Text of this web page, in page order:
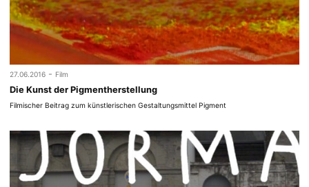
27.06.2016 - Film
Die Kunst der Pigmentherstellung
Filmischer Beitrag zum künstlerischen Gestaltungsmittel Pigment